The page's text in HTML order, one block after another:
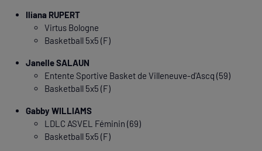
Iliana RUPERT
Virtus Bologne
Basketball 5x5 (F)
Janelle SALAUN
Entente Sportive Basket de Villeneuve-d'Ascq (59)
Basketball 5x5 (F)
Gabby WILLIAMS
LDLC ASVEL Féminin (69)
Basketball 5x5 (F)